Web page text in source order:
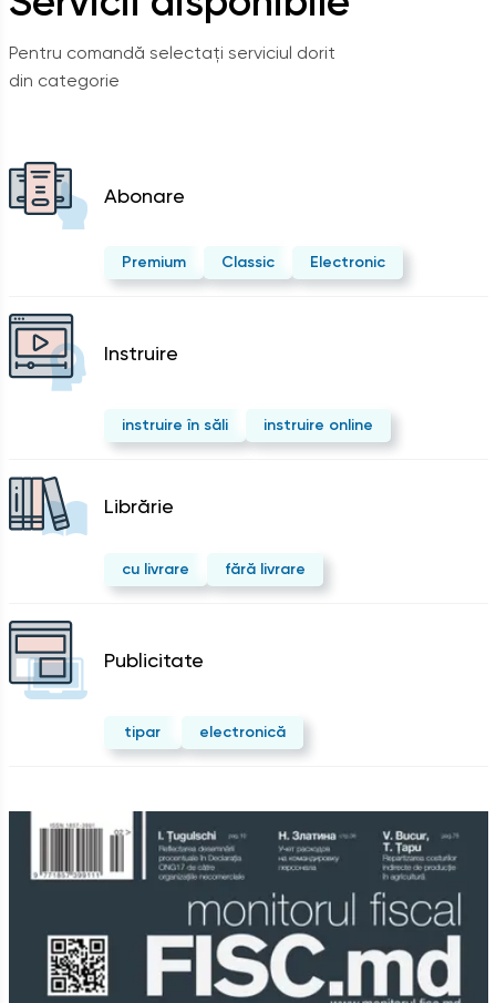
Pentru comandă selectați serviciul dorit
din categorie
Abonare
Premium Classic Electronic
Instruire
instruire în săli instruire online
Librărie
cu livrare fără livrare
Publicitate
tipar electronică